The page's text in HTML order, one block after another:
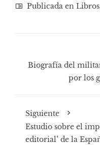
Publicada en Libros
Biografía del
por los
Siguiente
Estudio sobre el
editorial’ de la